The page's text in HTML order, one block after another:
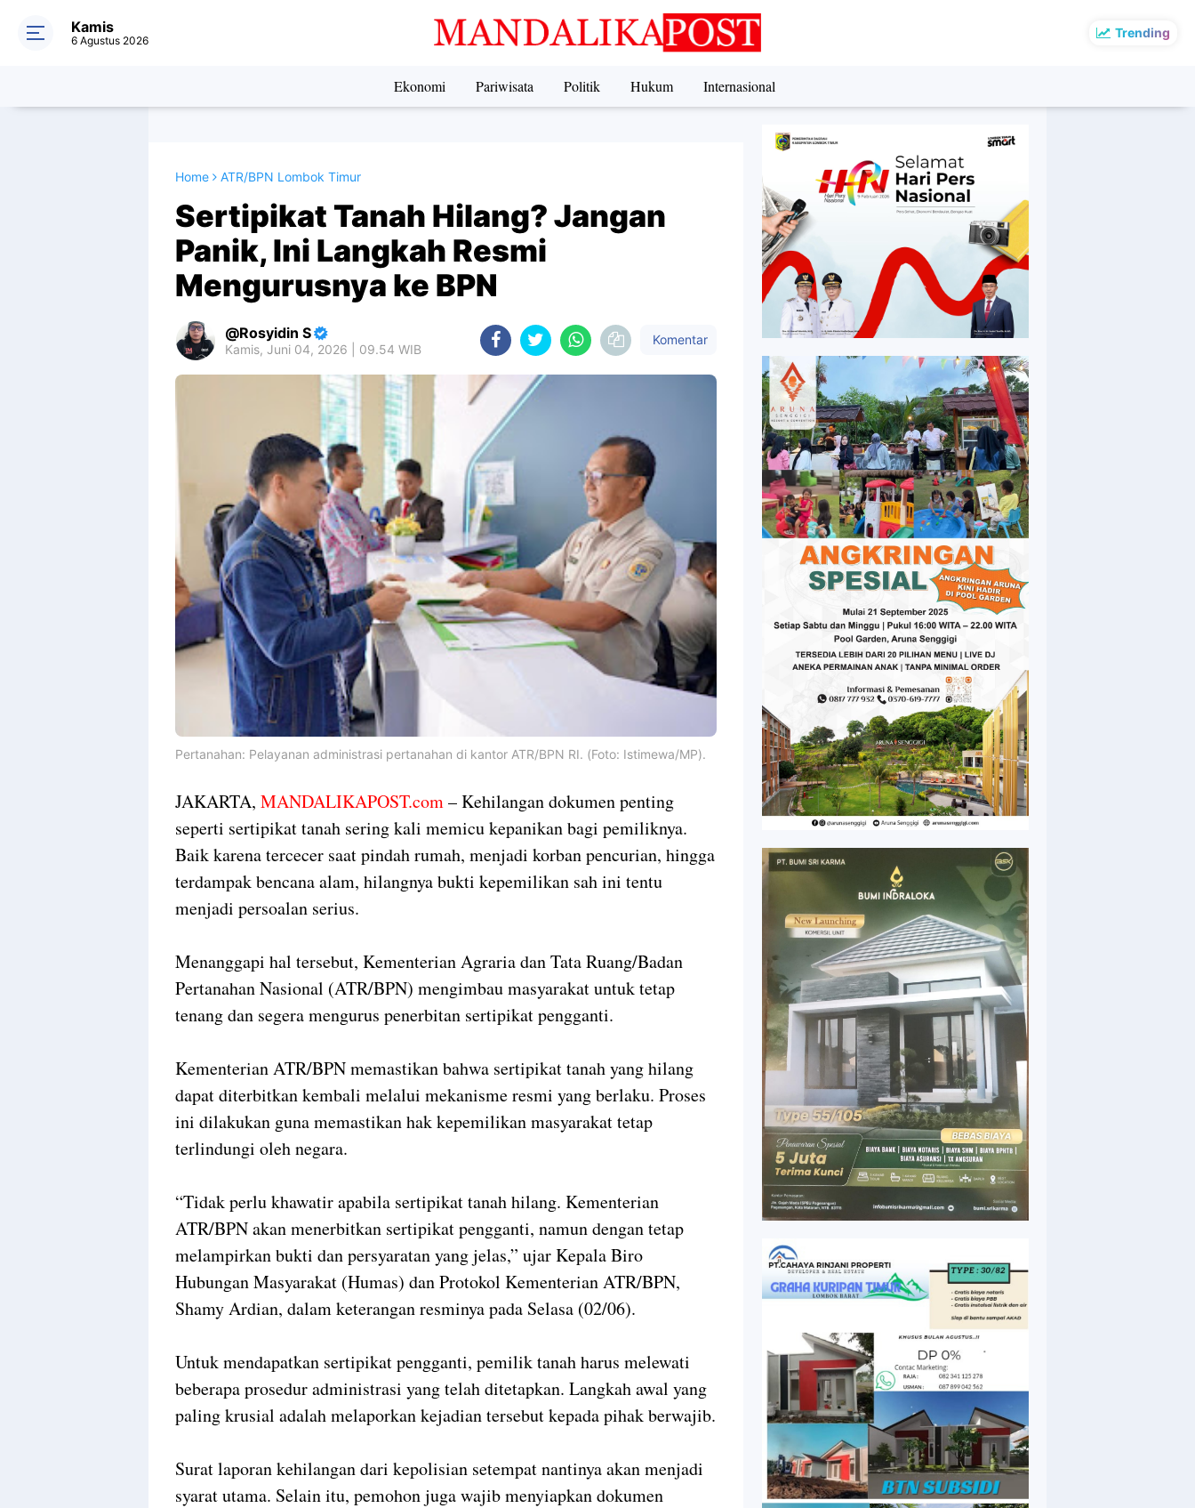
Trending
Kamis
6 Agustus 2026
Ekonomi Pariwisata Politik Hukum Internasional
Home ATR/BPN Lombok Timur
Sertipikat Tanah Hilang? Jangan
Panik, Ini Langkah Resmi
Mengurusnya ke BPN
Rosyidin S
Kamis, Juni 04, 2026 | 09.54 WIB
Komentar
Pertanahan: Pelayanan administrasi pertanahan di kantor ATR/BPN RI. (Foto: Istimewa/MP).
JAKARTA, MANDALIKAPOST.com– Kehilangan dokumen penting
seperti sertipikat tanah sering kali memicu kepanikan bagi pemiliknya.
Baik karena tercecer saat pindah rumah, menjadi korban pencurian, hingga
terdampak bencana alam, hilangnya bukti kepemilikan sah ini tentu
menjadi persoalan serius.
Menanggapi hal tersebut, Kementerian Agraria dan Tata Ruang/Badan
Pertanahan Nasional (ATR/BPN) mengimbau masyarakat untuk tetap
tenang dan segera mengurus penerbitan sertipikat pengganti.
Kementerian ATR/BPN memastikan bahwa sertipikat tanah yang hilang
dapat diterbitkan kembali melalui mekanisme resmi yang berlaku. Proses
ini dilakukan guna memastikan hak kepemilikan masyarakat tetap
terlindungi oleh negara.
“Tidak perlu khawatir apabila sertipikat tanah hilang. Kementerian
ATR/BPN akan menerbitkan sertipikat pengganti, namun dengan tetap
melampirkan bukti dan persyaratan yang jelas,” ujar Kepala Biro
Hubungan Masyarakat (Humas) dan Protokol Kementerian ATR/BPN,
Shamy Ardian, dalam keterangan resminya pada Selasa (02/06).
Untuk mendapatkan sertipikat pengganti, pemilik tanah harus melewati
beberapa prosedur administrasi yang telah ditetapkan. Langkah awal yang
paling krusial adalah melaporkan kejadian tersebut kepada pihak berwajib.
Surat laporan kehilangan dari kepolisian setempat nantinya akan menjadi
syarat utama. Selain itu, pemohon juga wajib menyiapkan dokumen